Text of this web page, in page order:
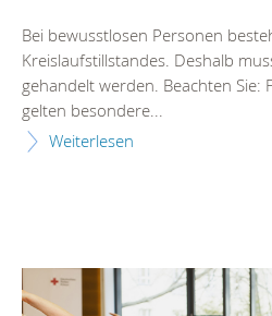
Bei bewusstlosen Personen
Kreislaufstillstandes. Deshalb
gehandelt werden. Beachten Sie:
gelten besondere...
Weiterlesen